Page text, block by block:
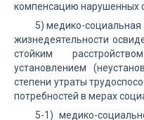
компенсацию нарушенных
5) медико-социальная
жизнедеятельности
стойким
установлением
степени утраты
потребностей в мерах
5-1) медико-